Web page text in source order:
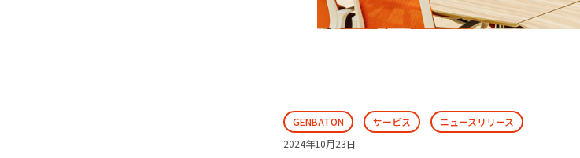
GENBATON サービス
ニュースリリース
2024年10月23日